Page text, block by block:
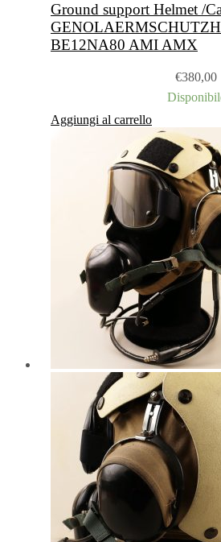
Ground support Helmet /
BE12NA80 AMI AMX
€380,00
Aggiungi al carrello